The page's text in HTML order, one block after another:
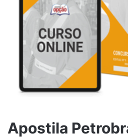
Apostila